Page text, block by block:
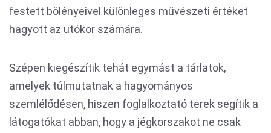
festett bölényeivel különleges művészeti értéket
hagyott az utókor számára.
Szépen kiegészítik tehát egymást a tárlatok,
amelyek túlmutatnak a hagyományos
szemlélődésen, hiszen foglalkoztató terek segítik a
látogatókat abban, hogy a jégkorszakot ne csak